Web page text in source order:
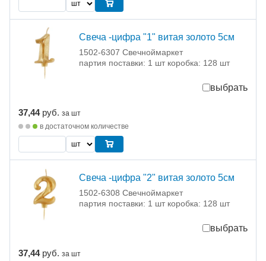
Свеча -цифра "1" витая золото 5см
1502-6307 Свечноймаркет
партия поставки: 1 шт коробка: 128 шт
выбрать
37,44 руб. за шт
в достаточном количестве
Свеча -цифра "2" витая золото 5см
1502-6308 Свечноймаркет
партия поставки: 1 шт коробка: 128 шт
выбрать
37,44 руб. за шт